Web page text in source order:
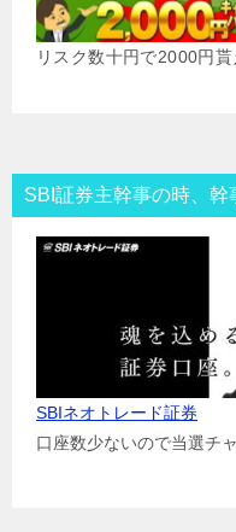
リスク数十円で2000円貰
SBI証券主幹事の時、幹
SBIネオトレード証券
口座数少ないので当選チ